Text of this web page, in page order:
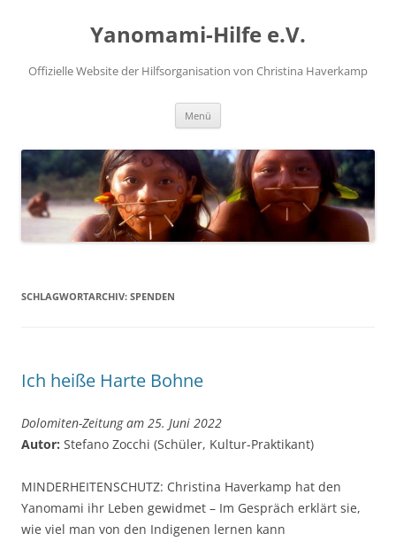
Yanomami-Hilfe e.V.
Offizielle Website der Hilfsorganisation von Christina Haverkamp
Menü
SCHLAGWORTARCHIV: SPENDEN
Ich heiße Harte Bohne
Dolomiten-Zeitung am 25. Juni 2022
Autor: Stefano Zocchi (Schüler, Kultur-Praktikant)
MINDERHEITENSCHUTZ: Christina Haverkamp hat den
Yanomami ihr Leben gewidmet – Im Gespräch erklärt sie,
wie viel man von den Indigenen lernen kann